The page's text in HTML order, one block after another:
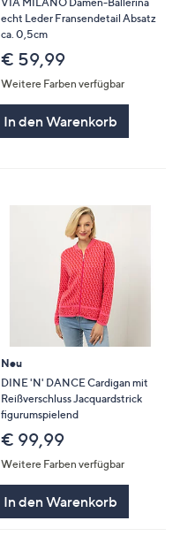
echt Leder Fransendetail Absatz
ca. 0,5cm
€ 59,99
Weitere Farben verfügbar
In den Warenkorb
Neu
DINE 'N' DANCE Cardigan mit
Reißverschluss Jacquardstrick
figurumspielend
€ 99,99
Weitere Farben verfügbar
In den Warenkorb